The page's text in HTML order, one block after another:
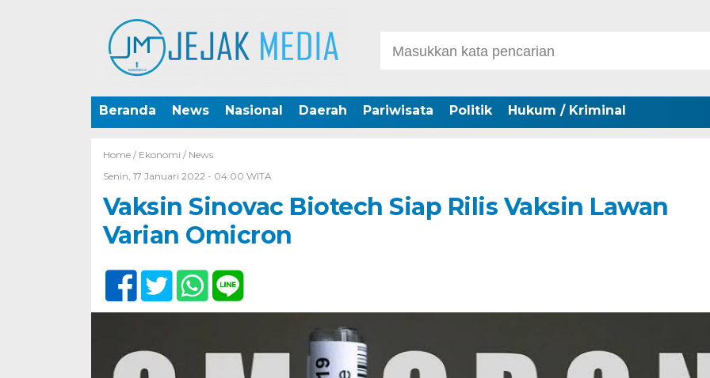
Beranda News Nasional Daerah Pariwisata Politik Hukum / Kriminal
Home / Ekonomi / News
Senin, 17 Januari 2022 - 04:00 WITA
Vaksin Sinovac Biotech Siap Rilis Vaksin Lawan
Varian Omicron